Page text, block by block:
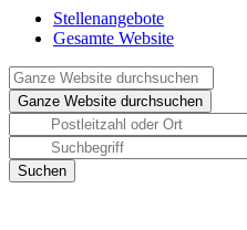
Stellenangebote
Gesamte Website